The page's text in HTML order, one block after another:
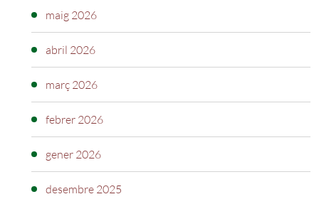
maig 2026
abril 2026
març 2026
febrer 2026
gener 2026
desembre 2025